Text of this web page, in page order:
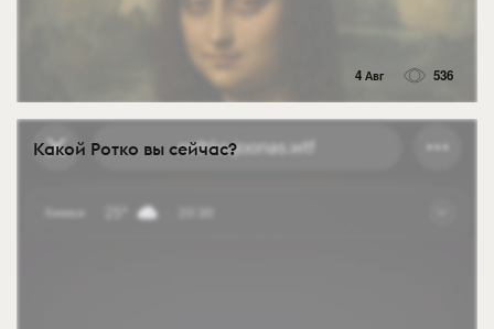
4 Авг 536
Какой Ротко вы сейчас?